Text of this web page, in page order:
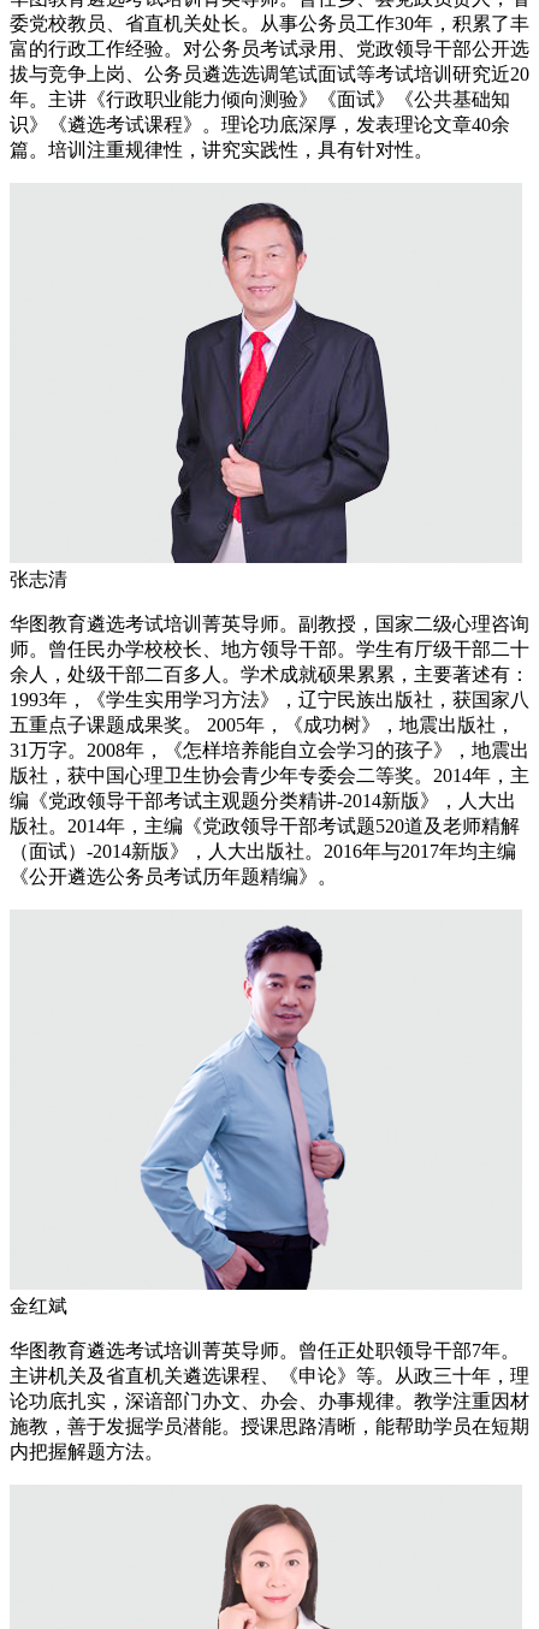
委党校教员、省直机关处长。从事公务员工作30年，积累了丰
富的行政工作经验。对公务员考试录用、党政领导干部公开选
拔与竞争上岗、公务员遴选选调笔试面试等考试培训研究近20
年。主讲《行政职业能力倾向测验》《面试》《公共基础知
识》《遴选考试课程》。理论功底深厚，发表理论文章40余
篇。培训注重规律性，讲究实践性，具有针对性。
张志清
华图教育遴选考试培训菁英导师。副教授，国家二级心理咨询
师。曾任民办学校校长、地方领导干部。学生有厅级干部二十
余人，处级干部二百多人。学术成就硕果累累，主要著述有：
1993年，《学生实用学习方法》，辽宁民族出版社，获国家八
五重点子课题成果奖。 2005年，《成功树》，地震出版社，
31万字。2008年，《怎样培养能自立会学习的孩子》，地震出
版社，获中国心理卫生协会青少年专委会二等奖。2014年，主
编《党政领导干部考试主观题分类精讲-2014新版》，人大出
版社。2014年，主编《党政领导干部考试题520道及老师精解
（面试）-2014新版》，人大出版社。2016年与2017年均主编
《公开遴选公务员考试历年题精编》。
金红斌
华图教育遴选考试培训菁英导师。曾任正处职领导干部7年。
主讲机关及省直机关遴选课程、《申论》等。从政三十年，理
论功底扎实，深谙部门办文、办会、办事规律。教学注重因材
施教，善于发掘学员潜能。授课思路清晰，能帮助学员在短期
内把握解题方法。